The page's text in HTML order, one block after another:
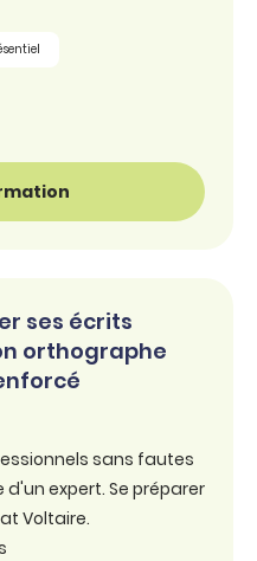
ses écrits
orthographe
sans fautes
expert. Se préparer
Voltaire.